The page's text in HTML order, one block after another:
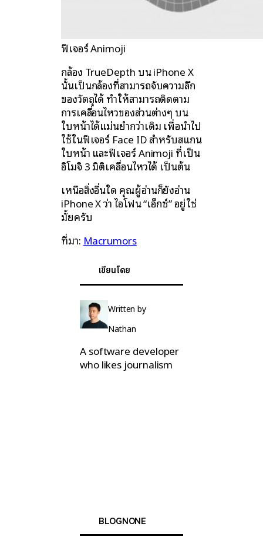
ฟีเจอร์ Animoji
กล้อง TrueDepth บน iPhone X
นั้นเป็นกล้องที่สามารถจับความลึก
ของวัตถุได้ ทำให้สามารถติดตาม
การเคลื่อนไหวของส่วนต่างๆ บน
ใบหน้าได้แม่นยำกว่าเดิม เพื่อนำไป
ใช้ในฟีเจอร์ Face ID สำหรับสแกน
ใบหน้า และฟีเจอร์ Animoji ที่เป็น
อิโมจิ 3 มิติเคลื่อนไหวได้ เป็นต้น
เหนือสิ่งอื่นใด คุณผู้อ่านก็ยังอ่าน
iPhone X ว่า ไอโฟน “เอ็กซ์” อยู่ใช่
มั้ยครับ
ที่มา: Macrumors
เขียนโดย
Written by
Nathan
A software developer
who likes journalism
BLOGNONE